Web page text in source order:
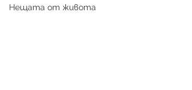
Нещата от живота